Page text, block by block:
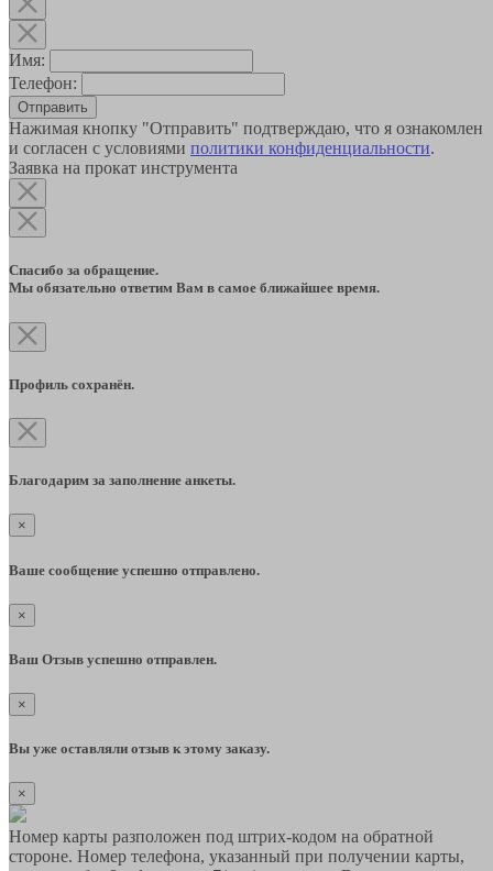
Имя:
Телефон:
Отправить
Нажимая кнопку "Отправить" подтверждаю, что я ознакомлен
и согласен с условиями политики конфиденциальности.
Заявка на прокат инструмента
Спасибо за обращение.
Мы обязательно ответим Вам в самое ближайшее время.
Профиль сохранён.
Благодарим за заполнение анкеты.
×
Ваше сообщение успешно отправлено.
×
Ваш Отзыв успешно отправлен.
×
Вы уже оставляли отзыв к этому заказу.
×
Номер карты разположен под штрих-кодом на обратной
стороне. Номер телефона, указанный при получении карты,